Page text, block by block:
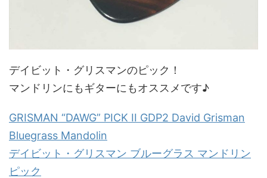
デイビット・グリスマンのピック！
マンドリンにもギターにもオススメです♪
GRISMAN “DAWG” PICK II GDP2 David Grisman
Bluegrass Mandolin
デイビット・グリスマン ブルーグラス マンドリン
ピック